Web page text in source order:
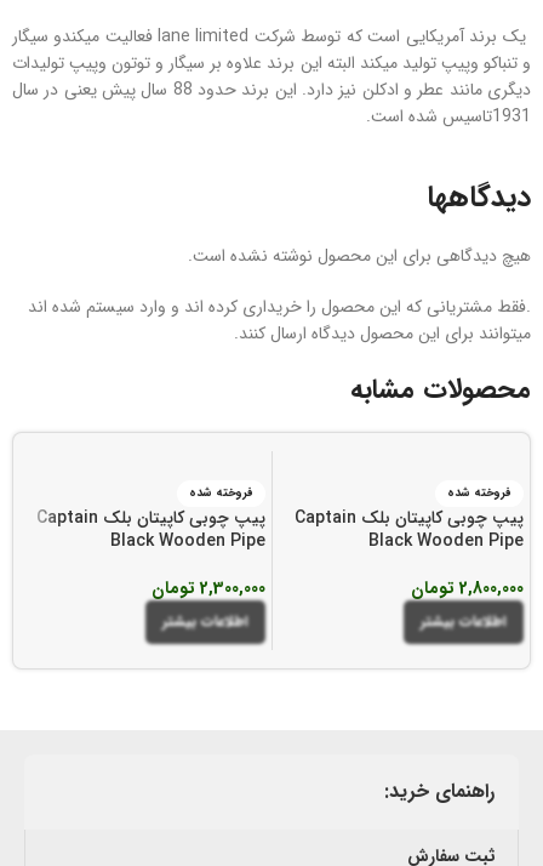
یک برند آمریکایی است که توسط شرکت lane limited فعالیت میکندو سیگار
و تنباکو وپیپ تولید میکند البته این برند علاوه بر سیگار و توتون وپیپ تولیدات
دیگری مانند عطر و ادکلن نیز دارد. این برند حدود 88 سال پیش یعنی در سال
1931تاسیس شده است.
دیدگاهها
هیچ دیدگاهی برای این محصول نوشته نشده است.
.فقط مشتریانی که این محصول را خریداری کرده اند و وارد سیستم شده اند
میتوانند برای این محصول دیدگاه ارسال کنند.
محصولات مشابه
فروخته شده
پیپ چوبی کاپیتان بلک Captain
Black Wooden Pipe
2,800,000 تومان
اطلاعات بیشتر
فروخته شده
پیپ چوبی کاپیتان بلک Captain
Black Wooden Pipe
2,300,000 تومان
اطلاعات بیشتر
راهنمای خرید:
ثبت سفارش